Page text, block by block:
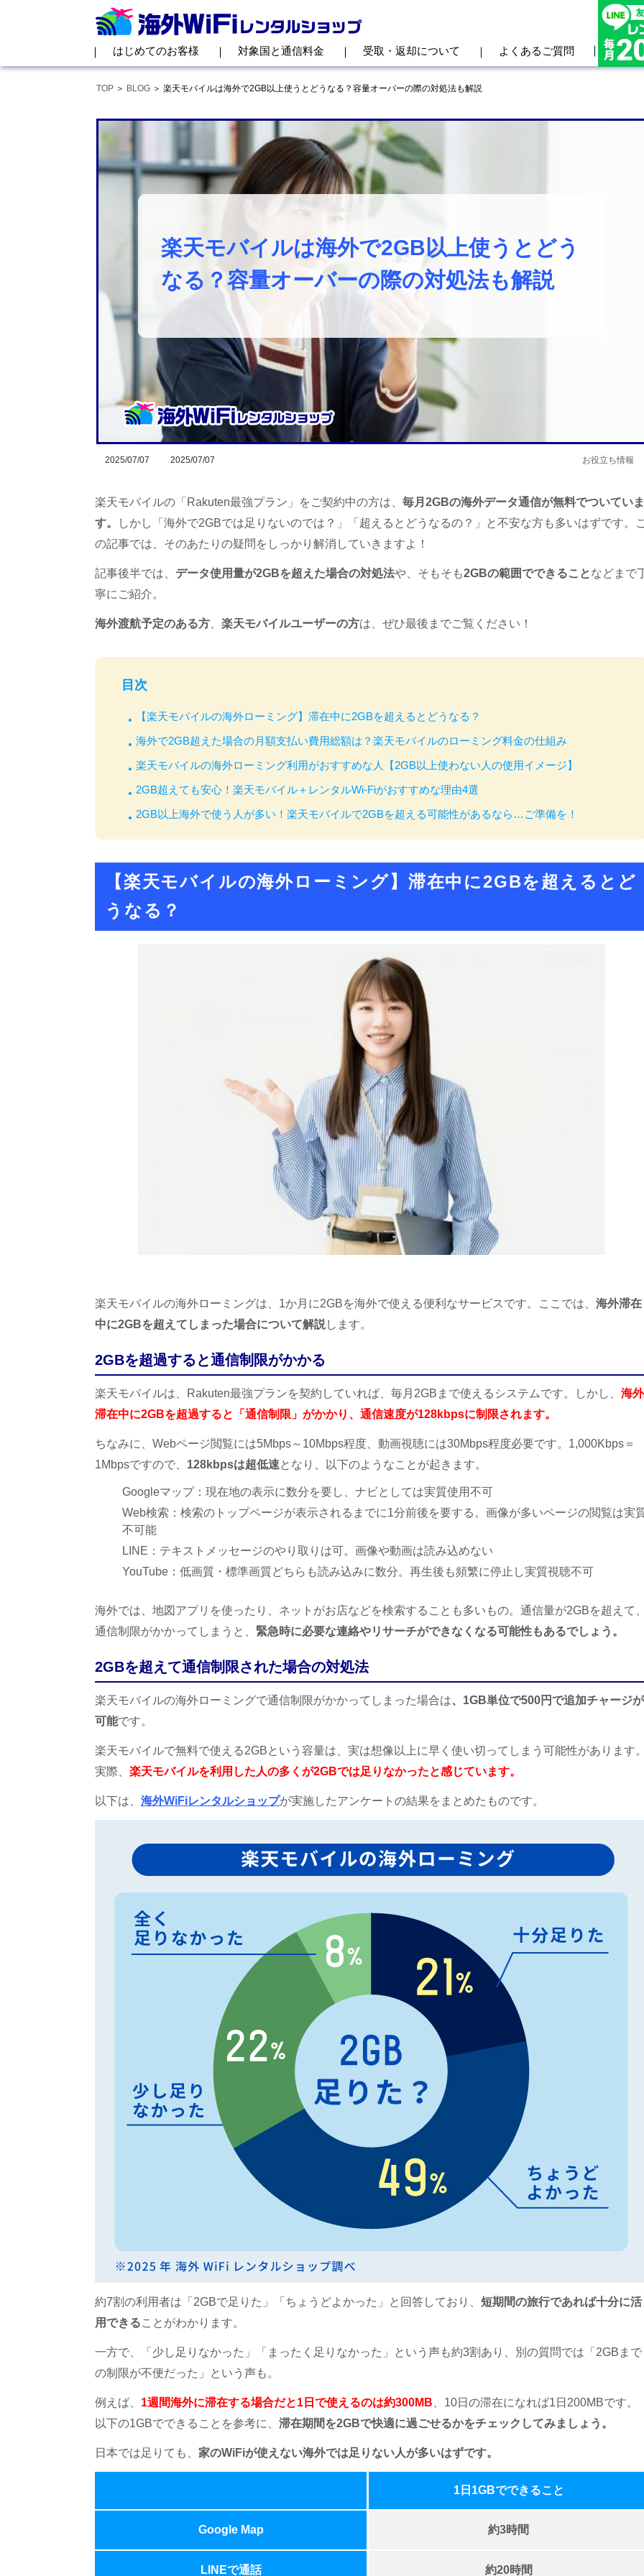
はじめてのお客様 対象国と通信料金 受取・返却について よくあるご質問
TOP BLOG 楽天モバイルは海外で2GB以上使うとどうなる？容量オーバーの際の対処法も解説
楽天モバイルは海外で2GB以上使うとどう
なる？容量オーバーの際の対処法も解説
2025/07/07 2025/07/07 お役立ち情報
楽天モバイルの「Rakuten最強プラン」をご契約中の方は、 毎月2GBの海外データ通信が無料でついていま
す。
しかし「海外で2GBでは足りないのでは？」「超えるとどうなるの？」と不安な方も多いはずです。
の記事では、そのあたりの疑問をしっかり解消していきますよ！
記事後半では、 データ使用量が2GBを超えた場合の対処法や、そもそも2GBの範囲でできることなどまで
寧にご紹介。
海外渡航予定のある方 楽天モバイルユーザーの方は、ぜひ最後までご覧ください！
目次
【楽天モバイルの海外ローミング】滞在中に2GBを超えるとどうなる？
海外で2GB超えた場合の月額支払い費用総額は？楽天モバイルのローミング料金の仕組み
楽天モバイルの海外ローミング利用がおすすめな人【2GB以上使わない人の使用イメージ】
2GB超えても安心！楽天モバイル＋レンタルWi-Fiがおすすめな理由4選
2GB以上海外で使う人が多い！楽天モバイルで2GBを超える可能性があるなら…ご準備を！
【楽天モバイルの海外ローミング】滞在中に2GBを超えるとど
うなる？
楽天モバイルの海外ローミングは、1か月に2GBを海外で使える便利なサービスです。ここでは、 海外滞在
中に2GBを超えてしまった場合について解説します。
2GBを超過すると通信制限がかかる
楽天モバイルは、Rakuten最強プランを契約していれば、毎月2GBまで使えるシステムです。しかし、 海外
滞在中に2GBを超過すると「通信制限」がかかり、通信速度が128kbpsに制限されます。
ちなみに、Webページ閲覧には5Mbps～10Mbps程度、動画視聴には30Mbps程度必要です。1,000Kbps＝
1Mbpsですので、 128kbpsは超低速となり、以下のようなことが起きます。
Googleマップ：現在地の表示に数分を要し、ナビとしては実質使用不可
Web検索：検索のトップページが表示されるまでに1分前後を要する。画像が多いページの閲覧は実
不可能
LINE：テキストメッセージのやり取りは可。画像や動画は読み込めない
YouTube：低画質・標準画質どちらも読み込みに数分。再生後も頻繁に停止し実質視聴不可
海外では、地図アプリを使ったり、ネットがお店などを検索することも多いもの。通信量が2GBを超えて
通信制限がかかってしまうと、 緊急時に必要な連絡やリサーチができなくなる可能性もあるでしょう。
2GBを超えて通信制限された場合の対処法
楽天モバイルの海外ローミングで通信制限がかかってしまった場合は、1GB単位で500円で追加チャージが
可能です。
楽天モバイルで無料で使える2GBという容量は、実は想像以上に早く使い切ってしまう可能性があります
実際、 楽天モバイルを利用した人の多くが2GBでは足りなかったと感じています。
以下は、 海外WiFiレンタルショップが実施したアンケートの結果をまとめたものです。
約7割の利用者は「2GBで足りた」「ちょうどよかった」と回答しており、 短期間の旅行であれば十分に活
用できることがわかります。
一方で、「 少し足りなかった」「まったく足りなかった 」という声も約3割あり、別の質問では「2GBまで
の制限が不便だった」という声も。
例えば、 1週間海外に滞在する場合だと1日で使えるのは約300MB、10日の滞在になれば1日200MBです。
以下の1GBでできることを参考に、 滞在期間を2GBで快適に過ごせるかをチェックしてみましょう。
日本では足りても、 家のWiFiが使えない海外では足りない人が多いはずです。
1日1GBでできること
Google Map 約3時間
LINEで通話 約20時間